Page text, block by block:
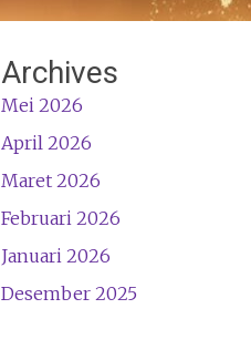
Archives
Mei 2026
April 2026
Maret 2026
Februari 2026
Januari 2026
Desember 2025